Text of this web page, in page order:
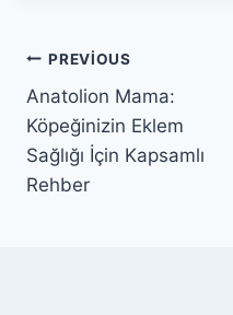
Yazı
gezinmesi
PREVIOUS
Anatolion Mama:
Köpeğinizin Eklem
Sağlığı İçin Kapsamlı
Rehber